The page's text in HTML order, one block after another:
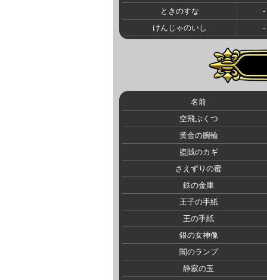
ときのすな
-
けんじゃのいし
-
名前
空飛ぶくつ
黄金の腕輪
盗賊のカギ
さえずりの蜜
鉄の金庫
王子の手紙
王の手紙
銀の女神像
闇のランプ
静寂の玉